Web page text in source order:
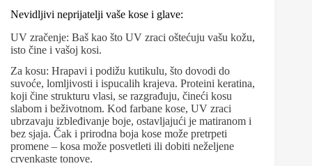
Nevidljivi neprijatelji vaše kose i glave:
UV zračenje: Baš kao što UV zraci oštećuju vašu kožu,
isto čine i vašoj kosi.
Za kosu: Hrapavi i podižu kutikulu, što dovodi do
suvoće, lomljivosti i ispucalih krajeva. Proteini keratina,
koji čine strukturu vlasi, se razgrađuju, čineći kosu
slabom i beživotnom. Kod farbane kose, UV zraci
ubrzavaju izbleđivanje boje, ostavljajući je matiranom i
bez sjaja. Čak i prirodna boja kose može pretrpeti
promene – kosa može posvetleti ili dobiti neželjene
crvenkaste tonove.